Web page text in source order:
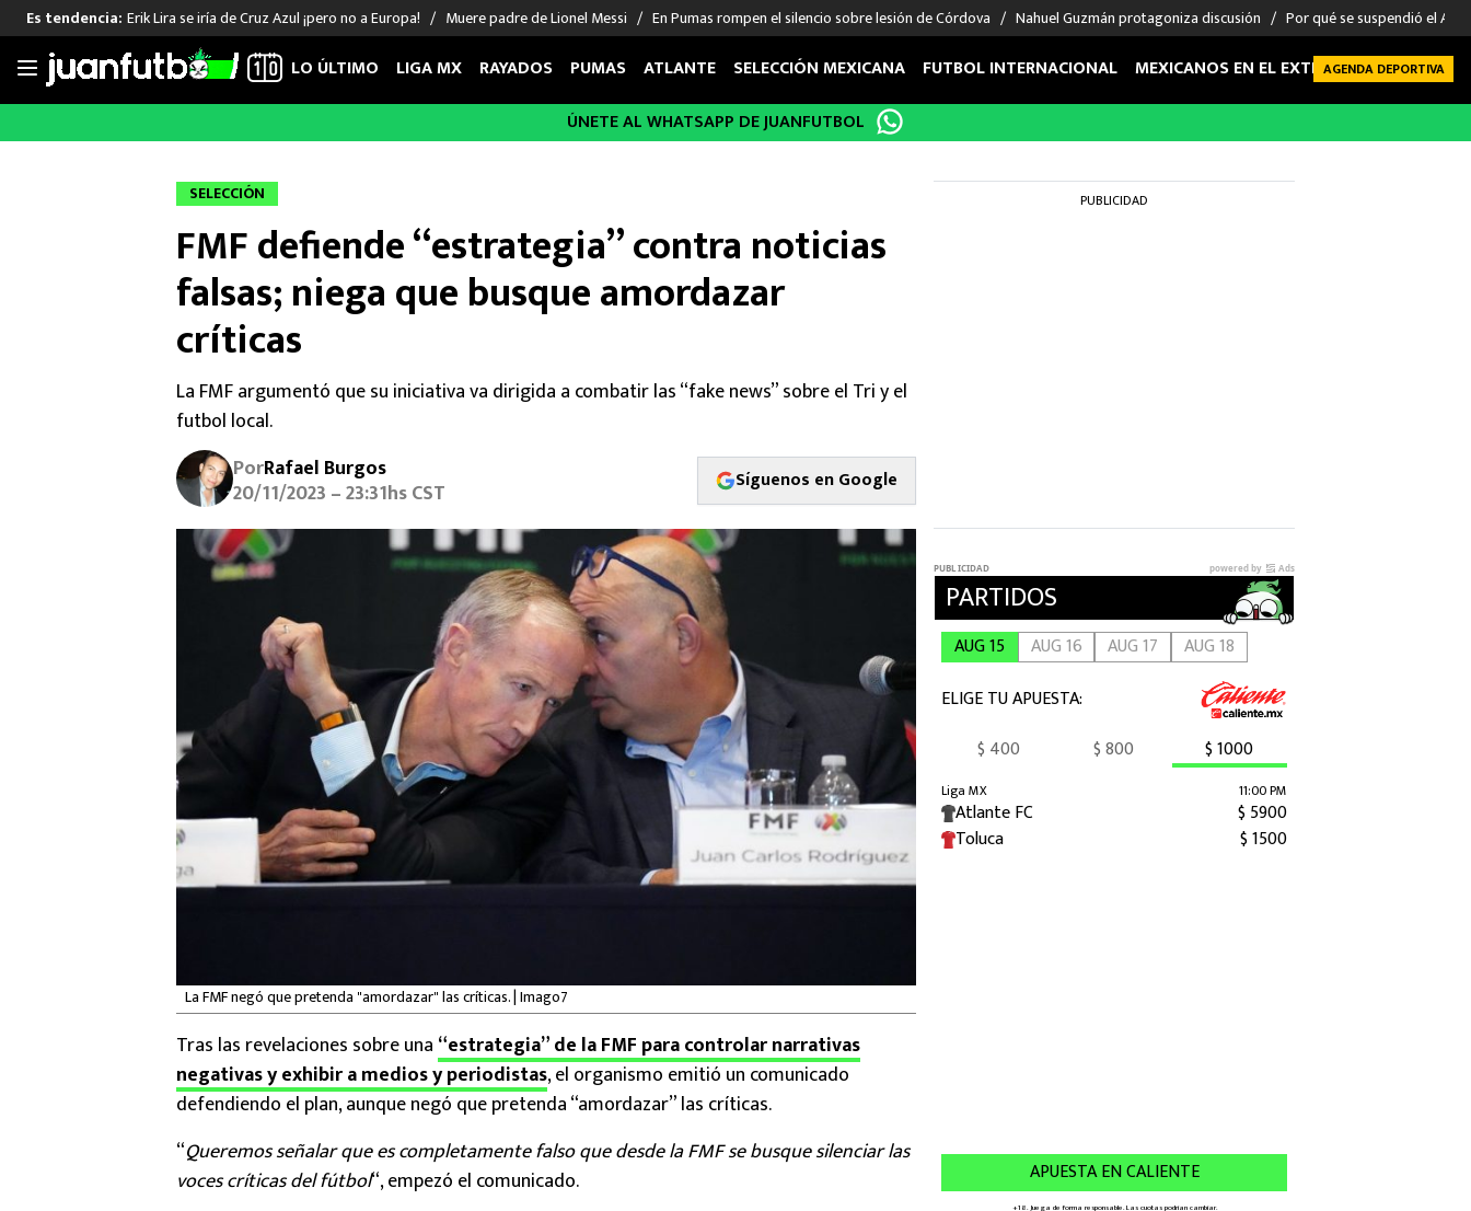
Saltar
Es tendencia: Erik Lira se iría de Cruz Azul ¡pero no a Europa! Muere padre de Lionel Messi En Pumas rompen el silencio sobre lesión de Córdova Nahuel Guzmán protagoniza discusión Por qué se suspendió el
LIGA MX
Chivas de Guadalajara
Liga MX Femenil
FUT INTERNACIONAL
Las Noticias
Selección Mexicana
Champions League
Europa League
Real Madrid
Barcelona
MEXICANOS EN EL EXTRANJERO
Memo Ochoa
Chino Huerta
Edson Álvarez
FIGURAS
Sergio Ramos
Giorgos Giakoumakis
André Jardine
DEPORTES
Boxeo
LO ÚLTIMO LIGA MX RAYADOS PUMAS ATLANTE SELECCIÓN MEXICANA FUTBOL INTERNACIONAL MEXICANOS EN EL EXTRANJERO FUTBOL
AGENDA DEPORTIVA
ÚNETE AL WHATSAPP DE JUANFUTBOL
SELECCIÓN
FMF defiende “estrategia” contra noticias
falsas; niega que busque amordazar
críticas
La FMF argumentó que su iniciativa va dirigida a combatir las “fake news” sobre el Tri y el
futbol local.
PorRafael Burgos
20/11/2023 – 23:31hs CST Síguenos en Google
La FMF negó que pretenda "amordazar" las críticas. | Imago7
Tras las revelaciones sobre una “estrategia” de la FMF para controlar narrativas
negativas y exhibir a medios y periodistas, el organismo emitió un comunicado
defendiendo el plan, aunque negó que pretenda “amordazar” las críticas.
“Queremos señalar que es completamente falso que desde la FMF se busque silenciar las
voces críticas del fútbol“, empezó el comunicado.
PUBLICIDAD